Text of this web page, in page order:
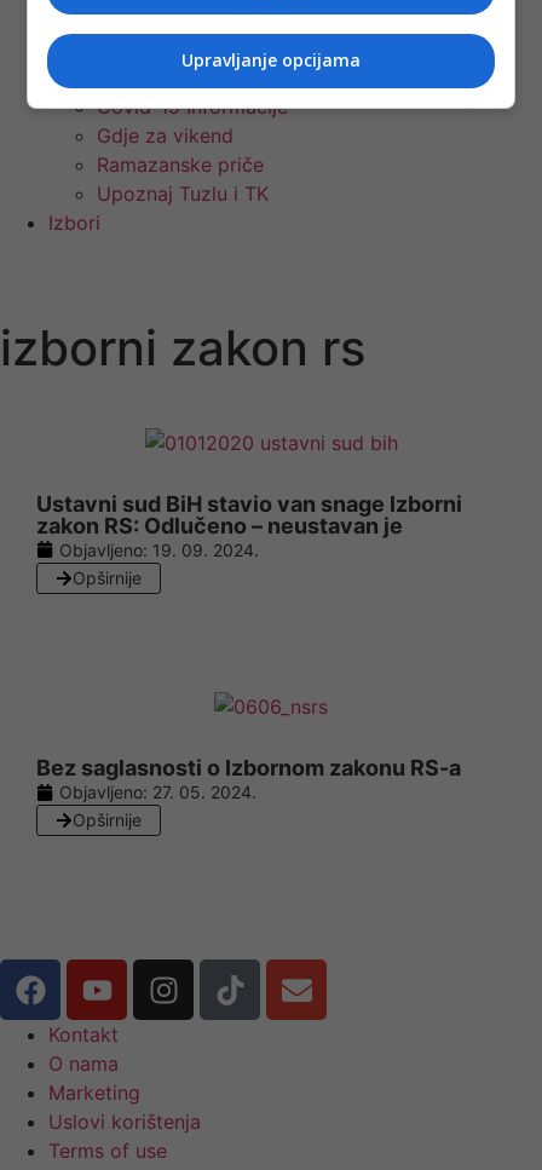
Ostalo
TUZLAINFO WEBTV
Koristimo obnovljive izvore energije
Covid-19 Informacije
Gdje za vikend
Ramazanske priče
Upoznaj Tuzlu i TK
Izbori
izborni zakon rs
Ustavni sud BiH stavio van snage Izborni
zakon RS: Odlučeno – neustavan je
Objavljeno: 19. 09. 2024.
Opširnije
Bez saglasnosti o Izbornom zakonu RS-a
Objavljeno: 27. 05. 2024.
Opširnije
Kontakt
O nama
Marketing
Uslovi korištenja
Terms of use
Upravljanje opcijama